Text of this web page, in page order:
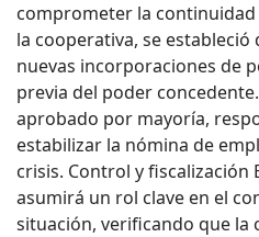
comprometer la continuidad
la cooperativa, se
nuevas incorporaciones de
previa del poder
aprobado por mayoría,
estabilizar la nómina de
crisis. Control y fiscalización
asumirá un rol clave en el
situación, verificando que la